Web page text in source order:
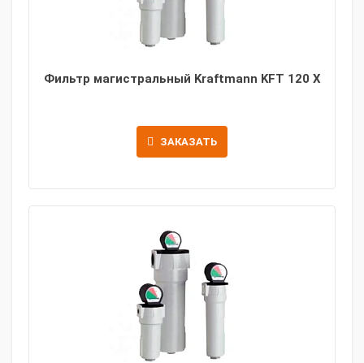
Фильтр магистральный Kraftmann KFT 120 X
ЗАКАЗАТЬ